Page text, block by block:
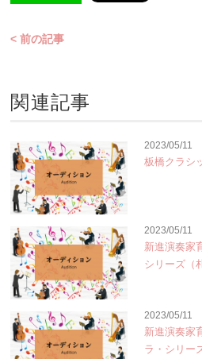
< 前の記事
関連記事
2023/05/11
板橋クラシ
2023/05/11
新進演奏家
シリーズ（
2023/05/11
新進演奏家
ラ・シリー